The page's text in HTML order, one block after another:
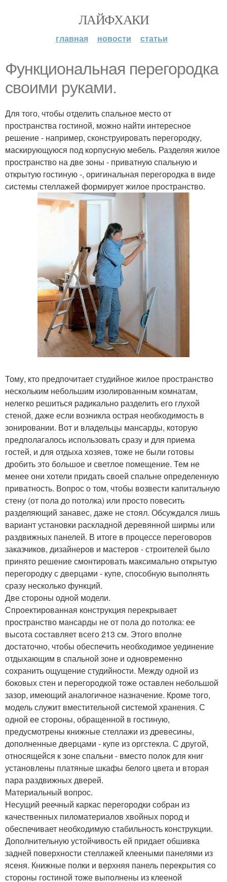
ЛАЙФХАКИ
главная новости статьи
Функциональная перегородка
своими руками.
Для того, чтобы отделить спальное место от
пространства гостиной, можно найти интересное
решение - например, сконструировать перегородку,
маскирующуюся под корпусную мебель. Разделяя жилое
пространство на две зоны - приватную спальную и
открытую гостиную -, оригинальная перегородка в виде
системы стеллажей формирует жилое пространство.
Тому, кто предпочитает студийное жилое пространство
нескольким небольшим изолированным комнатам,
нелегко решиться радикально разделить его глухой
стеной, даже если возникла острая необходимость в
зонировании. Вот и владельцы мансарды, которую
предполагалось использовать сразу и для приема
гостей, и для отдыха хозяев, тоже не были готовы
дробить это большое и светлое помещение. Тем не
менее они хотели придать своей спальне определенную
приватность. Вопрос о том, чтобы возвести капитальную
стену (от пола до потолка) или просто повесить
разделяющий занавес, даже не стоял. Обсуждался лишь
вариант установки раскладной деревянной ширмы или
раздвижных панелей. В итоге в процессе переговоров
заказчиков, дизайнеров и мастеров - строителей было
принято решение смонтировать максимально открытую
перегородку с дверцами - купе, способную выполнять
сразу несколько функций.
Две стороны одной модели.
Спроектированная конструкция перекрывает
пространство мансарды не от пола до потолка: ее
высота составляет всего 213 см. Этого вполне
достаточно, чтобы обеспечить необходимое уединение
отдыхающим в спальной зоне и одновременно
сохранить ощущение студийности. Между одной из
боковых стен и перегородкой тоже оставлен небольшой
зазор, имеющий аналогичное назначение. Кроме того,
модель служит вместительной системой хранения. С
одной ее стороны, обращенной в гостиную,
предусмотрены книжные стеллажи из древесины,
дополненные дверцами - купе из оргстекла. С другой,
относящейся к зоне спальни - вместо полок для книг
установлены платяные шкафы белого цвета и вторая
пара раздвижных дверей.
Материальный вопрос.
Несущий реечный каркас перегородки собран из
качественных пиломатериалов хвойных пород и
обеспечивает необходимую стабильность конструкции.
Дополнительную устойчивость ей придает обшивка
задней поверхности стеллажей клееными панелями из
ясеня. Книжные полки и верхняя панель перекрытия со
стороны гостиной тоже выполнены из клееной